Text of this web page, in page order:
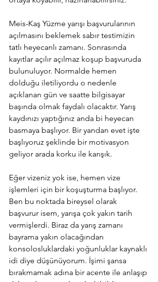
Meis-Kaş Yüzme yarışı başvurularının
açılmasını beklemek sabır testimizin
tatlı heyecanlı zamanı. Sonrasında
kayıtlar açılır açılmaz koşup başvuruda
bulunuluyor. Normalde hemen
dolduğu iletiliyordu o nedenle
açıklanan gün ve saatte bilgisayar
başında olmak faydalı olacaktır. Yarış
kaydınızı yaptığınız anda bi heyecan
basmaya başlıyor. Bir yandan evet işte
başlıyoruz şeklinde bir motivasyon
geliyor arada korku ile karışık.
Eğer vizeniz yok ise, hemen vize
işlemleri için bir koşuşturma başlıyor.
Ben bu noktada bireysel olarak
başvurur isem, yarışa çok yakın tarih
vermişlerdi. Biraz da yarış zamanı
bayrama yakın olacağından
konsolosluklardaki yoğunluklar kaynaklı
idi diye düşünüyorum. İşimi şansa
bırakmamak adına bir acente ile anlaşıp